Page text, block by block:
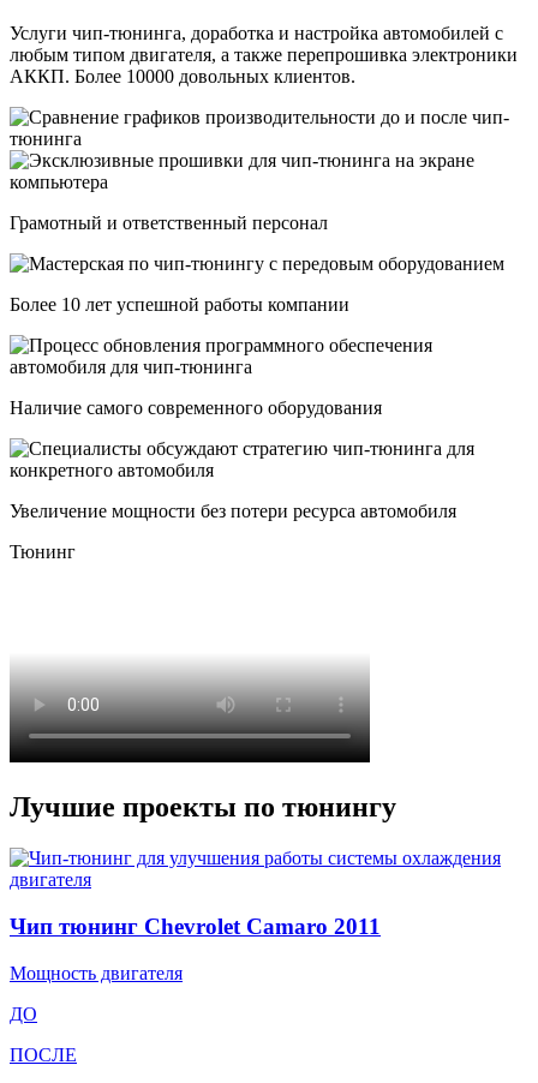
Услуги чип-тюнинга, доработка и настройка автомобилей с
любым типом двигателя, а также перепрошивка электроники
АККП. Более 10000 довольных клиентов.
Грамотный и ответственный персонал
Более 10 лет успешной работы компании
Наличие самого современного оборудования
Увеличение мощности без потери ресурса автомобиля
Тюнинг
Лучшие проекты по тюнингу
Чип тюнинг Chevrolet Camaro 2011
Мощность двигателя
ДО
ПОСЛЕ